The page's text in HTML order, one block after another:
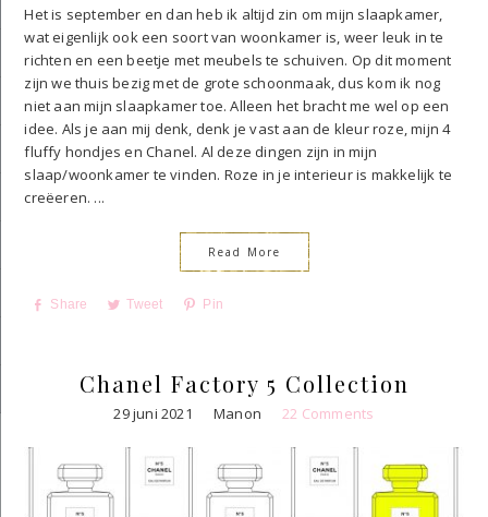
Het is september en dan heb ik altijd zin om mijn slaapkamer,
wat eigenlijk ook een soort van woonkamer is, weer leuk in te
richten en een beetje met meubels te schuiven. Op dit moment
zijn we thuis bezig met de grote schoonmaak, dus kom ik nog
niet aan mijn slaapkamer toe. Alleen het bracht me wel op een
idee. Als je aan mij denk, denk je vast aan de kleur roze, mijn 4
fluffy hondjes en Chanel. Al deze dingen zijn in mijn
slaap/woonkamer te vinden. Roze in je interieur is makkelijk te
creëeren. ...
Read More
Share Tweet Pin
Chanel Factory 5 Collection
29 juni 2021 Manon 22 Comments